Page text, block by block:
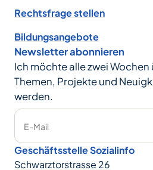
Rechtsfrage stellen
Bildungsangebote
Newsletter abonnieren
Ich möchte alle zwei
Themen, Projekte und
werden.
E-Mail
Geschäftsstelle Sozialinfo
Schwarztorstrasse 26